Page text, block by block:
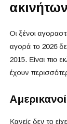
Οι ξένοι
αγορά το 2026
2015. Είναι πιο
έχουν
Κανείς δεν το